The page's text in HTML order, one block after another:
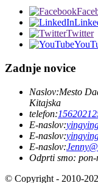
Twitter
Zadnje novice
Naslov:Mesto
Kitajska
telefon:
E-naslov:
E-naslov:
E-naslov:
Odprti smo:
© Copyright - 2010-